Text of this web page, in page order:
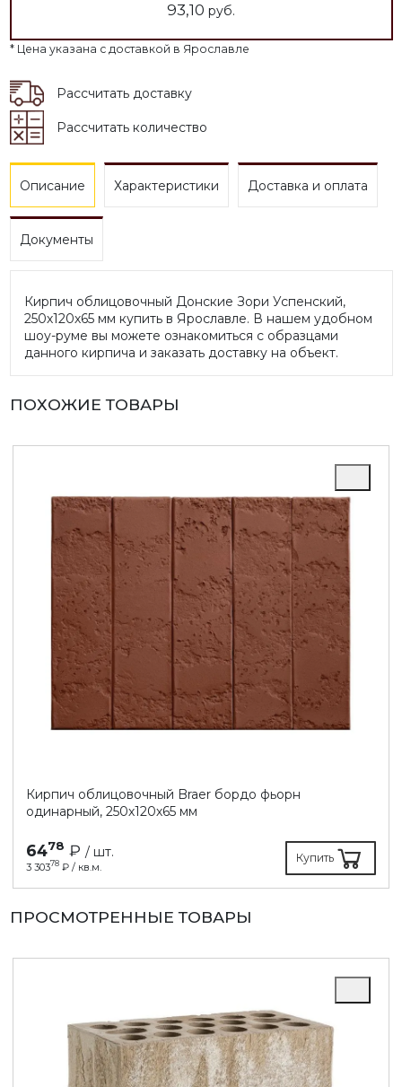
93,10 руб.
* Цена указана с доставкой в Ярославле
Рассчитать доставку
Рассчитать количество
Описание Характеристики Доставка и оплата
Документы
Кирпич облицовочный Донские Зори Успенский,
250х120х65 мм купить в Ярославле. В нашем удобном
шоу-руме вы можете ознакомиться с образцами
данного кирпича и заказать доставку на объект.
ПОХОЖИЕ ТОВАРЫ
Кирпич облицовочный Braer бордо фьорн
одинарный, 250х120х65 мм
6478 ₽ / шт.
3 30378 ₽ / кв.м.
Купить
ПРОСМОТРЕННЫЕ ТОВАРЫ